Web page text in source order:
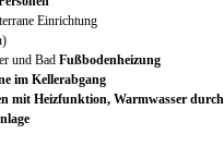
Einrichtung
und Bad Fußbodenheizung
im Kellerabgang
mit Heizfunktion, Warmwasser durch